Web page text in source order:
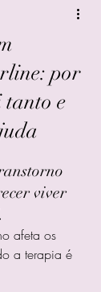
por
tanto e
estrelas.
viver
afeta os
a terapia é